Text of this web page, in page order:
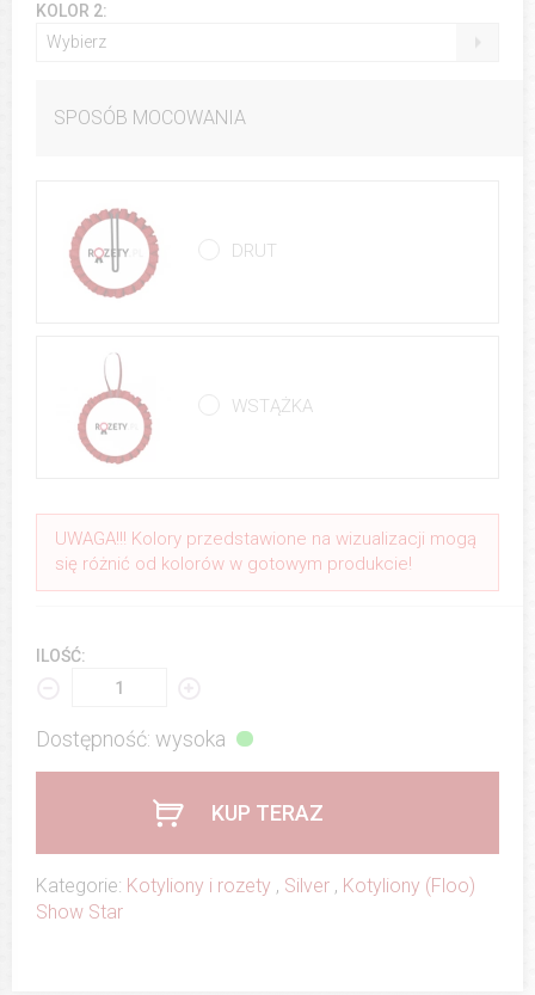
KOLOR 2:
Wybierz
SPOSÓB MOCOWANIA
DRUT
WSTĄŻKA
UWAGA!!! Kolory przedstawione na wizualizacji mogą
się różnić od kolorów w gotowym produkcie!
ILOŚĆ:
Dostępność: wysoka
KUP TERAZ
Kategorie: Kotyliony i rozety , Silver , Kotyliony (Floo)
Show Star